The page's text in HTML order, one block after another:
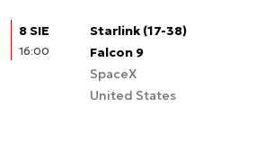
8 SIE
16:00
Starlink (17-38)
Falcon 9
SpaceX
United States